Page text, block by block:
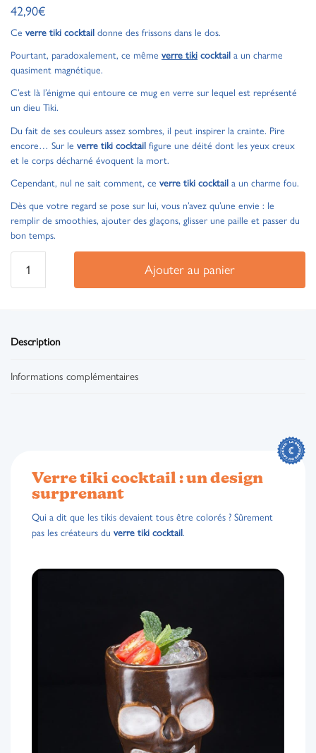
42,90€
Ce verre tiki cocktail donne des frissons dans le dos.
Pourtant, paradoxalement, ce même verre tiki cocktail a un charme
quasiment magnétique.
C’est là l’énigme qui entoure ce mug en verre sur lequel est représenté
un dieu Tiki.
Du fait de ses couleurs assez sombres, il peut inspirer la crainte. Pire
encore… Sur le verre tiki cocktail figure une déité dont les yeux creux
et le corps décharné évoquent la mort.
Cependant, nul ne sait comment, ce verre tiki cocktail a un charme fou.
Dès que votre regard se pose sur lui, vous n’avez qu’une envie : le
remplir de smoothies, ajouter des glaçons, glisser une paille et passer du
bon temps.
Ajouter au panier
Description
Informations complémentaires
Verre tiki cocktail : un design
surprenant
Qui a dit que les tikis devaient tous être colorés ? Sûrement
pas les créateurs du verre tiki cocktail.